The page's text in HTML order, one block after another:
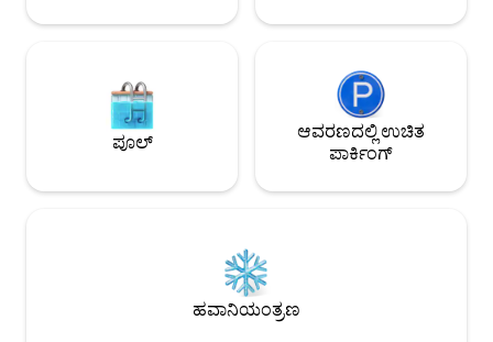
ಪೂಲ್
ಆವರಣದಲ್ಲಿ ಉಚಿತ
ಪಾರ್ಕಿಂಗ್
ಹವಾನಿಯಂತ್ರಣ